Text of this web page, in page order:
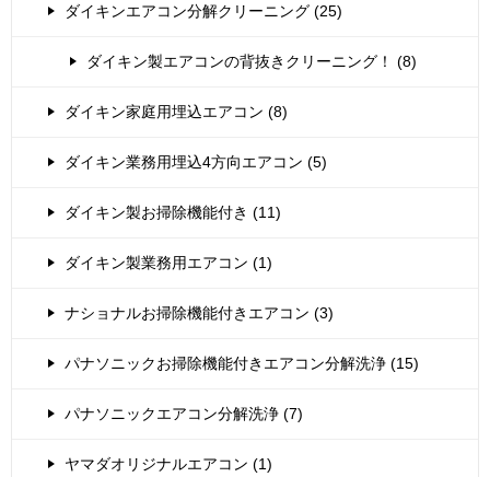
ダイキンエアコン分解クリーニング (25)
ダイキン製エアコンの背抜きクリーニング！ (8)
ダイキン家庭用埋込エアコン (8)
ダイキン業務用埋込4方向エアコン (5)
ダイキン製お掃除機能付き (11)
ダイキン製業務用エアコン (1)
ナショナルお掃除機能付きエアコン (3)
パナソニックお掃除機能付きエアコン分解洗浄 (15)
パナソニックエアコン分解洗浄 (7)
ヤマダオリジナルエアコン (1)